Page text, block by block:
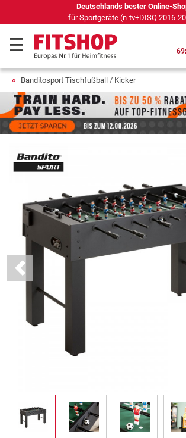
Deutschlands bester Online-Shop
für Sportgeräte (n-tv+DISQ 2016-
Banditosport Tischfußball / Kicker
Previous